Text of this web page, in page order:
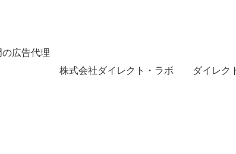
広告代理
ト・ラボ ダイレク